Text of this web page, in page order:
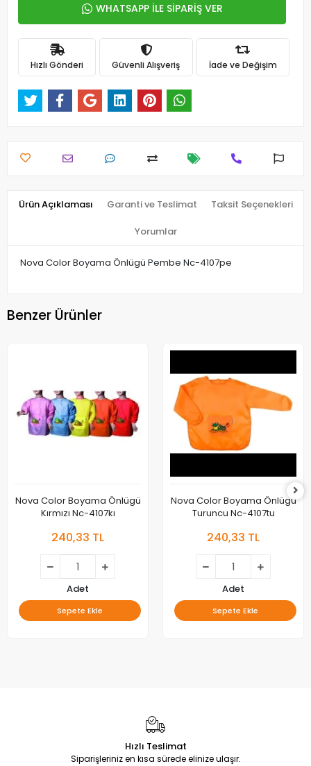
WHATSAPP İLE SİPARİŞ VER
Hızlı Gönderi Güvenli Alışveriş İade ve Değişim
Ürün Açıklaması Garanti ve Teslimat Taksit Seçenekleri
Yorumlar
Nova Color Boyama Önlügü Pembe Nc-4107pe
Benzer Ürünler
Nova Color Boyama Önlügü
Kırmızı Nc-4107kı
240,33 TL
Adet
Sepete Ekle
Nova Color Boyama Önlügü
Turuncu Nc-4107tu
240,33 TL
Adet
Sepete Ekle
Hızlı Teslimat
Siparişleriniz en kısa sürede elinize ulaşır.